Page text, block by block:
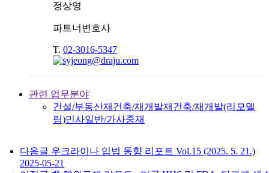
정상영
파트너변호사
T. 02-3016-5347
관련 업무분야
건설/부동산재건축/재개발재건축/재개발(리모델
링)민사일반/가사중재
다음글 우크라이나 입법 동향 리포트 Vol.15 (2025. 5. 21.)
2025-05-21